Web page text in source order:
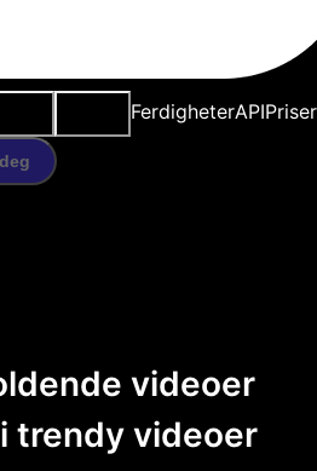
FerdigheterAPIPriser
videoer
trendy videoer